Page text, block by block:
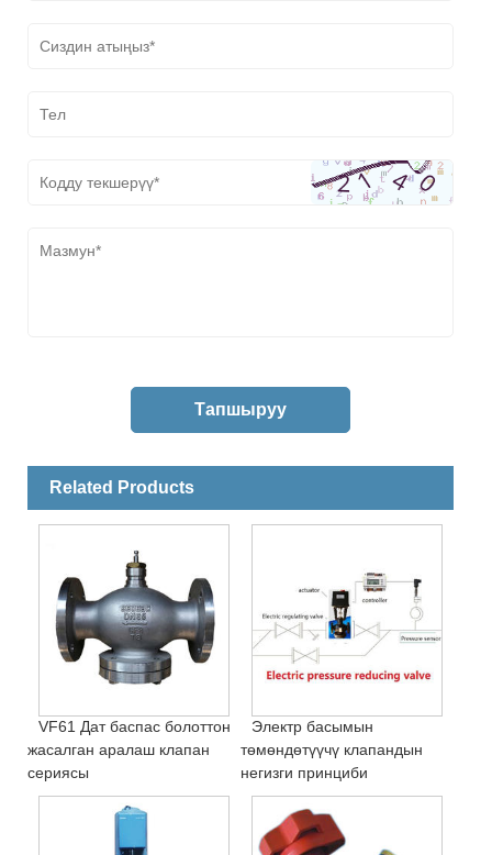
Related Products
VF61 Дат баспас болоттон
жасалган аралаш клапан
сериясы
Электр басымын
төмөндөтүүчү клапандын
негизги принциби